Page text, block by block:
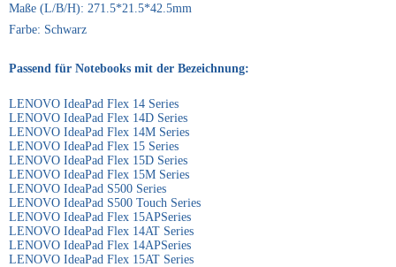
Maße (L/B/H): 271.5*21.5*42.5mm
Farbe: Schwarz
Passend für Notebooks mit der Bezeichnung:
LENOVO IdeaPad Flex 14 Series
LENOVO IdeaPad Flex 14D Series
LENOVO IdeaPad Flex 14M Series
LENOVO IdeaPad Flex 15 Series
LENOVO IdeaPad Flex 15D Series
LENOVO IdeaPad Flex 15M Series
LENOVO IdeaPad S500 Series
LENOVO IdeaPad S500 Touch Series
LENOVO IdeaPad Flex 15APSeries
LENOVO IdeaPad Flex 14AT Series
LENOVO IdeaPad Flex 14APSeries
LENOVO IdeaPad Flex 15AT Series